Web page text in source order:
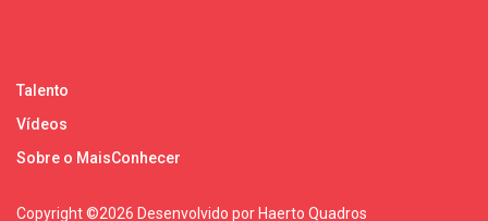
Talento
Vídeos
Sobre o MaisConhecer
Copyright ©2026 Desenvolvido por Haerto Quadros